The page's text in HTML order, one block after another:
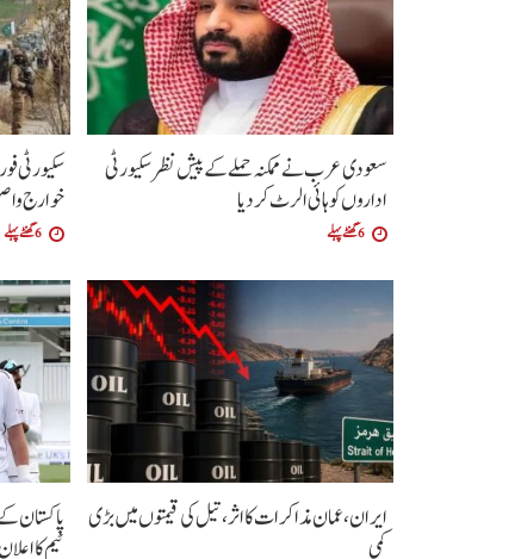
سعودی عرب نے ممکنہ حملے کے پیش نظر سکیورٹی
اداروں کو ہائی الرٹ کردیا
6 گھنٹے پہلے
خوارج
6 گھنٹے پہلے
ایران، عمان مذاکرات کا اثر، تیل کی قیمتوں میں بڑی
کمی
ٹیم کا اعلان